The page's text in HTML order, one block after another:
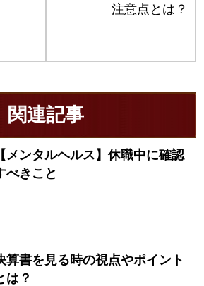
注意点とは？
関連記事
【メンタルヘルス】休職中に確認
べきこと
算書を見る時の視点やポイント
は？